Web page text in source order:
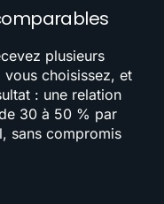
plusieurs
choisissez, et
: une relation
30 à 50 % par
sans compromis